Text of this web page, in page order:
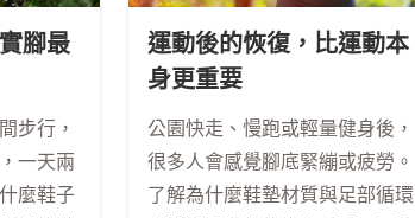
腳最
步行，
一天兩
麼鞋子
運動後的恢復，比運動本
身更重要
公園快走、慢跑或輕量健身後，
很多人會感覺腳底緊繃或疲勞。
了解為什麼鞋墊材質與足部循環